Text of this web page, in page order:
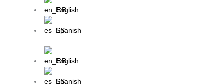
English
Spanish
English
Spanish